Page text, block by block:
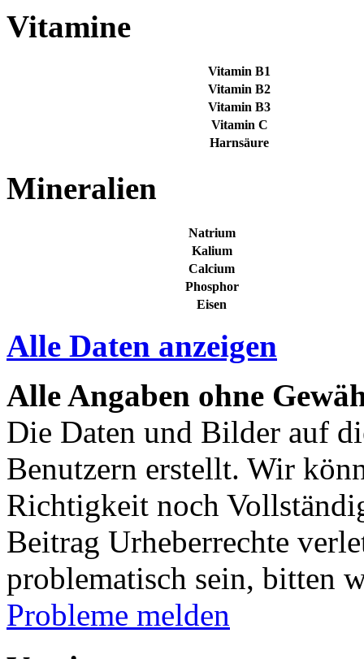
Vitamine
Vitamin B1
Vitamin B2
Vitamin B3
Vitamin C
Harnsäure
Mineralien
Natrium
Kalium
Calcium
Phosphor
Eisen
Alle Daten anzeigen
Alle Angaben ohne
Die Daten und Bilder auf
Benutzern erstellt. Wir
Richtigkeit noch
Beitrag Urheberrechte
problematisch sein, bitten
Probleme melden